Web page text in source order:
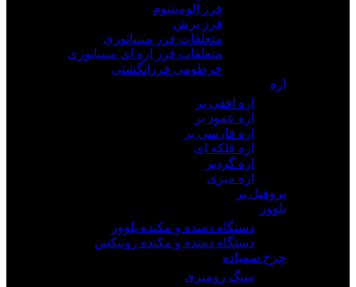
فرز آلومینیوم
فرز برش
متعلقات فرز مینیاتوری
متعلقات فرز اره ای مینیاتوری
خرطومی فرزانگشتی
اره
اره افقی بر
اره عمود بر
اره فارسی بر
اره فلکه ای
اره گردبر
اره میزی
پروفیل بر
بلوور
دستگاه دمنده و مکنده بلوور
دستگاه دمنده و مکنده رونیکس
چرخ سمباده
سنگ رومیزی